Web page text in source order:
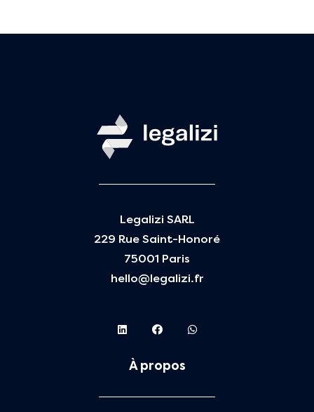
Legalizi SARL
229 Rue Saint-Honoré
75001 Paris
hello@legalizi.fr
À propos